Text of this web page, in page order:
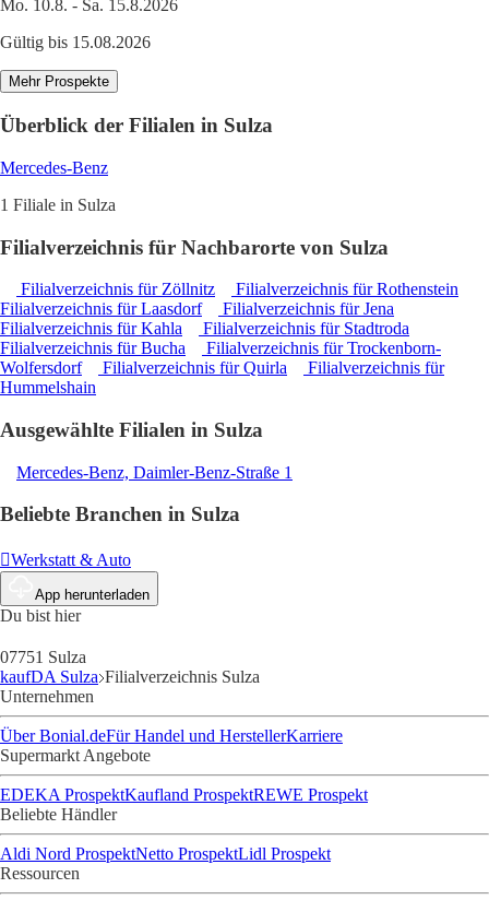
Mo. 10.8. - Sa. 15.8.2026
Gültig bis 15.08.2026
Mehr Prospekte
Überblick der Filialen in Sulza
Mercedes-Benz
1 Filiale in Sulza
Filialverzeichnis für Nachbarorte von Sulza
Filialverzeichnis für Zöllnitz
Filialverzeichnis für Rothenstein
Filialverzeichnis für Laasdorf
Filialverzeichnis für Jena
Filialverzeichnis für Kahla
Filialverzeichnis für Stadtroda
Filialverzeichnis für Bucha
Filialverzeichnis für Trockenborn-
Wolfersdorf
Filialverzeichnis für Quirla
Filialverzeichnis für
Hummelshain
Ausgewählte Filialen in Sulza
Mercedes-Benz, Daimler-Benz-Straße 1
Beliebte Branchen in Sulza
Werkstatt & Auto
App herunterladen
Du bist hier
07751 Sulza
kaufDA Sulza Filialverzeichnis Sulza
Unternehmen
Über Bonial.deFür Handel und HerstellerKarriere
Supermarkt Angebote
EDEKA ProspektKaufland ProspektREWE Prospekt
Beliebte Händler
Aldi Nord ProspektNetto ProspektLidl Prospekt
Ressourcen